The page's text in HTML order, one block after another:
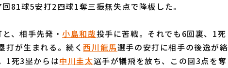
81球5安打2四球1奪三振無失点で降板した。
、相手先発・小島和哉投手に苦戦。それでも6回裏、1死
打が生まれる。続く西川龍馬選手の安打に相手の後逸が絡
1死3塁からは中川圭太選手が犠飛を放ち、この回3点を奪